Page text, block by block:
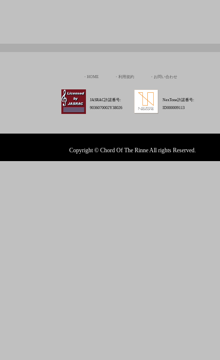
HOME 利用規約 お問い合わせ
JASRAC許諾番号:
9036070002Y38026
NexTone許諾番号:
ID000009113
Copyright © Chord Of The Rinne All rights Reserved.